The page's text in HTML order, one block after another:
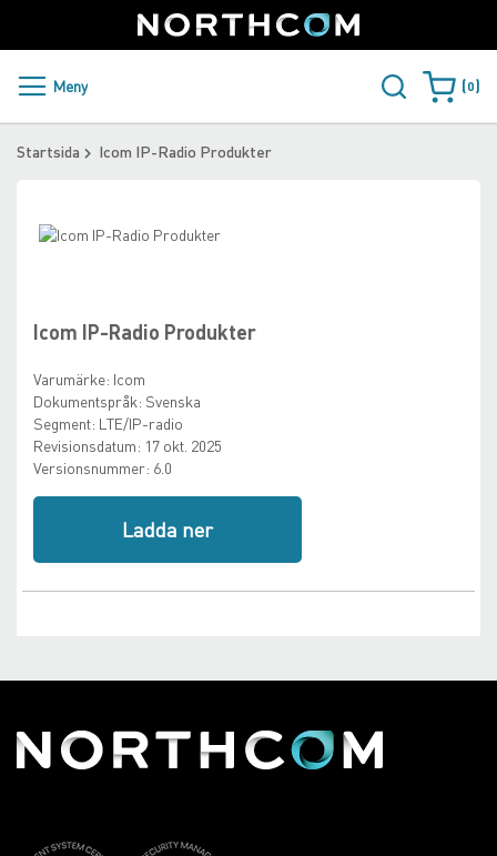
to
Content
Sweden
PRODUKTER OCH LÖSNINGAR
ÅTERFÖRSÄLJARE
Meny Varukorgen
0
Startsida Icom IP-Radio Produkter
Icom IP-Radio Produkter
Varumärke: Icom
Dokumentspråk: Svenska
Segment: LTE/IP-radio
Revisionsdatum: 17 okt. 2025
Versionsnummer: 6.0
Ladda ner
Skip
the
gallery
beginning
of
images
gallery